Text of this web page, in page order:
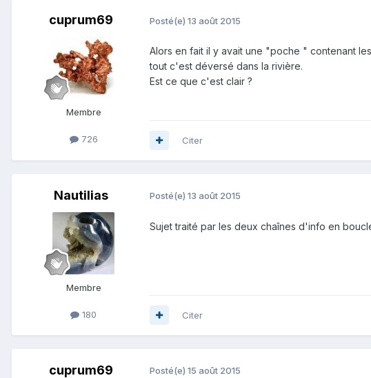
cuprum69
Membre
726
Posté(e) 13 août 2015
Alors en fait il y avait une "poche " contenant
tout c'est déversé dans la rivière.
Est ce que c'est clair ?
Citer
Nautilias
Membre
180
Posté(e) 13 août 2015
Sujet traité par les deux chaînes d'info en
Citer
cuprum69 Posté(e) 15 août 2015